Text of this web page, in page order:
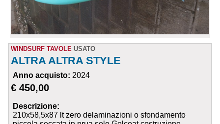
WINDSURF TAVOLE USATO
ALTRA ALTRA STYLE
Anno acquisto: 2024
€ 450,00
Descrizione:
210x58,5x87 lt zero delaminazioni o sfondamento